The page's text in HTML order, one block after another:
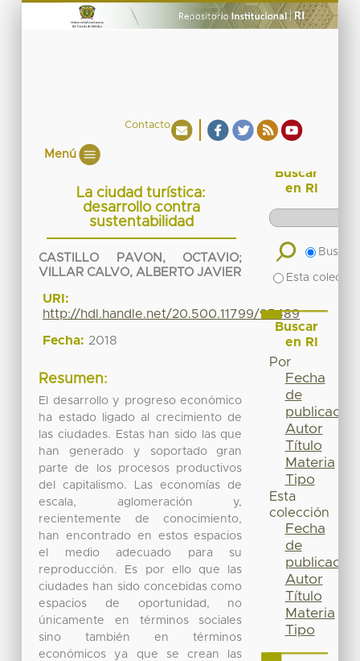
Contacto
Menú
La ciudad turística:
desarrollo contra
sustentabilidad
CASTILLO PAVON, OCTAVIO;
VILLAR CALVO, ALBERTO JAVIER
URI:
http://hdl.handle.net/20.500.11799/95489
Fecha: 2018
Resumen:
El desarrollo y progreso económico
ha estado ligado al crecimiento de
las ciudades. Estas han sido las que
han generado y soportado gran
parte de los procesos productivos
del capitalismo. Las economías de
escala, aglomeración y,
recientemente de conocimiento,
han encontrado en estos espacios
el medio adecuado para su
reproducción. Es por ello que las
ciudades han sido concebidas como
espacios de oportunidad, no
únicamente en términos sociales
sino también en términos
económicos ya que se crean las
Buscar
en RI
Buscar
Esta
Buscar
en RI
Por
Fecha
de
publicación
Autor
Título
Materia
Tipo
Esta
colección
Fecha
de
publicación
Autor
Título
Materia
Tipo